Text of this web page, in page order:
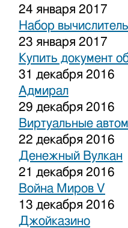
24 января 2017
Набор
23 января 2017
Купить документ
31 декабря 2016
Адмирал
29 декабря 2016
Виртуальные
22 декабря 2016
Денежный Вулкан
21 декабря 2016
Война Миров V
13 декабря 2016
Джойказино